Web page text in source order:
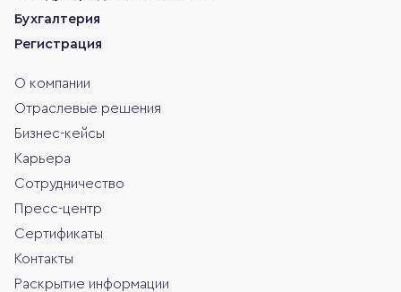
Бухгалтерия
Регистрация
О компании
Отраслевые решения
Бизнес-кейсы
Карьера
Сотрудничество
Пресс-центр
Сертификаты
Контакты
Раскрытие информации